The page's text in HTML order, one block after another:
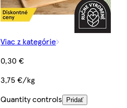
Viac z kategórie
0,30 €
3,75 €/kg
Quantity controls
Pridať